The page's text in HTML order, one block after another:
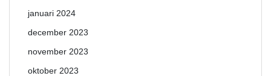
januari 2024
december 2023
november 2023
oktober 2023